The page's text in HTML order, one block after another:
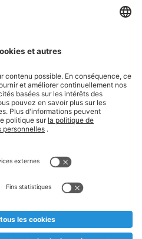
et mentions légales
et jusqu'à
étudié, nous serions
Prix Recupel et TVA incl.
masculine a été adoptée